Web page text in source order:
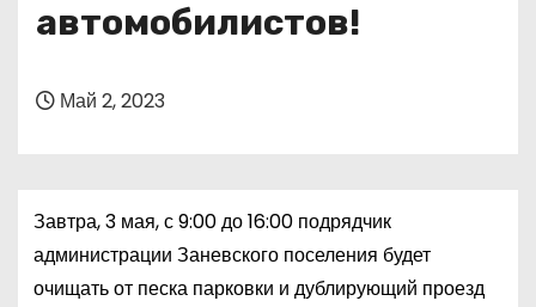
автомобилистов!
Май 2, 2023
Завтра, 3 мая, с 9:00 до 16:00 подрядчик
администрации Заневского поселения будет
очищать от песка парковки и дублирующий проезд